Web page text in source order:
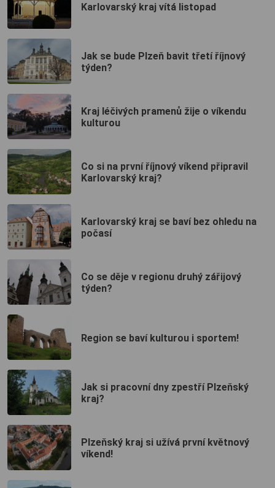
Karlovarský kraj vítá listopad
Jak se bude Plzeň bavit třetí říjnový
týden?
Kraj léčivých pramenů žije o víkendu
kulturou
Co si na první říjnový víkend připravil
Karlovarský kraj?
Karlovarský kraj se baví bez ohledu na
počasí
Co se děje v regionu druhý zářijový
týden?
Region se baví kulturou i sportem!
Jak si pracovní dny zpestří Plzeňský
kraj?
Plzeňský kraj si užívá první květnový
víkend!